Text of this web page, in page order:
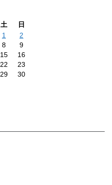
土
日
1
2
8
9
15
16
22
23
29
30